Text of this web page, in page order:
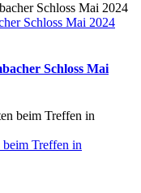
Schloss Mai 2024
Schloss Mai
Treffen in